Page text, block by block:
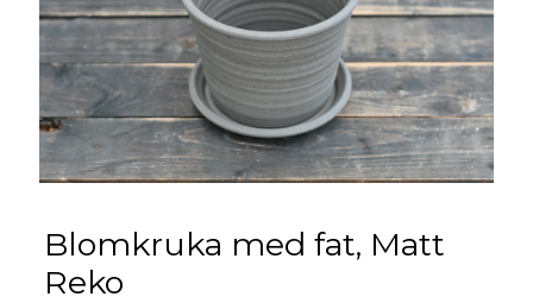
Blomkruka med fat, Matt
Reko